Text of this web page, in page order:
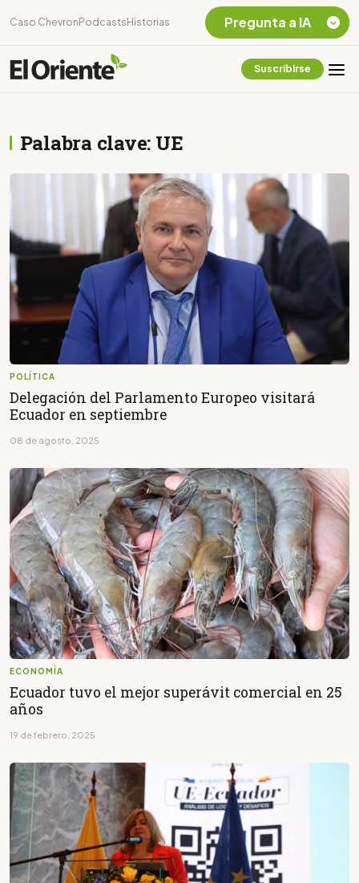
Caso Chevron Podcasts Historias
Suscribirse
Palabra clave: UE
POLÍTICA
Delegación del Parlamento Europeo visitará
Ecuador en septiembre
08 de agosto, 2025
ECONOMÍA
Ecuador tuvo el mejor superávit comercial en 25
años
19 de febrero, 2025
Pregunta a IA
Amazonia Ecuatoriana
¿En que consiste la
tasa minera que rige en
Ecuador?